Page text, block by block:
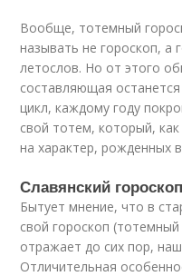
Вообще, тотемный
называть не гороскоп,
летослов. Но от этого
составляющая
цикл, каждому году
свой тотем, который,
на характер, рожденных
Славянский
Бытует мнение, что в
свой гороскоп
отражает до сих пор,
Отличительная